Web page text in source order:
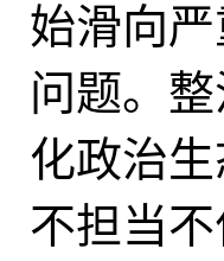
始滑向
问题。
化政治
不担当